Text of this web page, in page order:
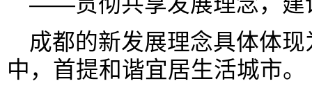
成都的新发展理念具体体现
中，首提和谐宜居生活城市。